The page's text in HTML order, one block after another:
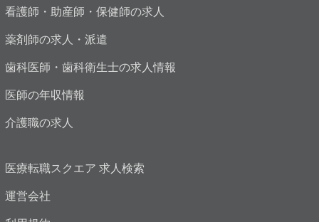
看護師・助産師・保健師の求人
薬剤師の求人・派遣
歯科医師・歯科衛生士の求人情報
医師の年収情報
介護職の求人
医療転職スクエア 求人検索
運営会社